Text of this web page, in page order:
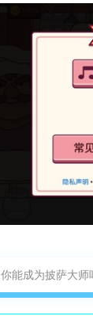
你能成为披萨大师